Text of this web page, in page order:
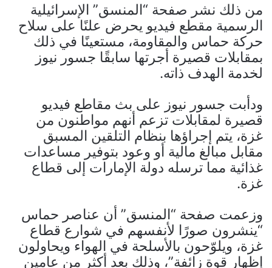
من ذلك نشر صفحة “المنسق” الإسرائيلية
الرسمية مقطع فيديو يحرض علنًا على سلاح
حركة حماس والمقاومة، مستعينًا في ذلك
بمقابلات قصيرة أجرتها سابقًا جسور نيوز
لخدمة الهدف ذاته.
ودأبت جسور نيوز على بث مقاطع فيديو
قصيرة لمقابلات تزعم أنهم مواطنون من
غزة، يتم إجراؤها بنظام التلقين المسبق
مقابل مبالغ مالية أو وعود بتوفير مساعدات
غذائية مما ترسله دولة الإمارات إلى قطاع
غزة.
وزعمت صفحة “المنسق” أن عناصر حماس
“ينشرون صورًا لأنفسهم في شوارع قطاع
غزة، ويلوّحون بالأسلحة في الهواء ويحاولون
إظهار قوة زائفة”، وذلك بعد أكثر من عامين